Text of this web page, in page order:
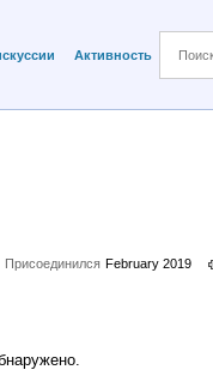
Активность
Присоединился February 2019